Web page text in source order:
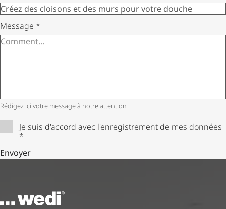
Message *
Rédigez ici votre message à notre attention
Je suis d'accord avec l'enregistrement de mes données
*
Envoyer
Vers la page d'accueil